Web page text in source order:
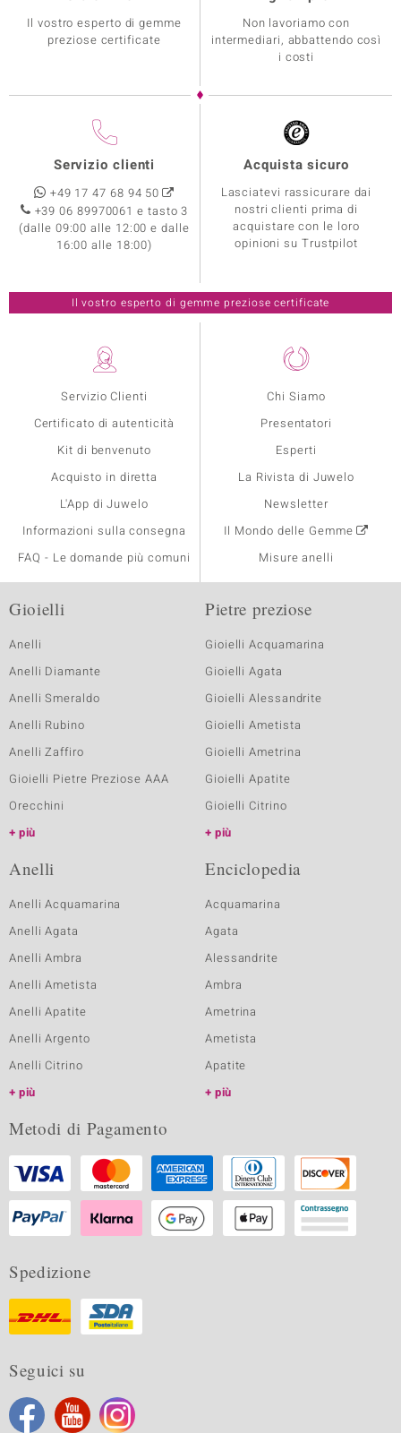
Servizio Clienti
Certificato di autenticità
Kit di benvenuto
Acquisto in diretta
L'App di Juwelo
Informazioni sulla consegna
FAQ - Le domande più comuni
Chi Siamo
Presentatori
Esperti
La Rivista di Juwelo
Newsletter
Il Mondo delle Gemme
Misure anelli
Il vostro esperto di gemme
preziose certificate
Non lavoriamo con
intermediari, abbattendo così
i costi
Servizio clienti
+49 17 47 68 94 50
+39 06 89970061 e tasto 3
(dalle 09:00 alle 12:00 e dalle
16:00 alle 18:00)
Acquista sicuro
Lasciatevi rassicurare dai
nostri clienti prima di
acquistare con le loro
opinioni su Trustpilot
Il vostro esperto di gemme preziose certificate
Gioielli
Anelli
Anelli Diamante
Anelli Smeraldo
Anelli Rubino
Anelli Zaffiro
Gioielli Pietre Preziose AAA
Orecchini
più
Pietre preziose
Gioielli Acquamarina
Gioielli Agata
Gioielli Alessandrite
Gioielli Ametista
Gioielli Ametrina
Gioielli Apatite
Gioielli Citrino
più
Anelli
Anelli Acquamarina
Anelli Agata
Anelli Ambra
Anelli Ametista
Anelli Apatite
Anelli Argento
Anelli Citrino
più
Enciclopedia
Acquamarina
Agata
Alessandrite
Ambra
Ametrina
Ametista
Apatite
più
Metodi di Pagamento
Spedizione
Seguici su